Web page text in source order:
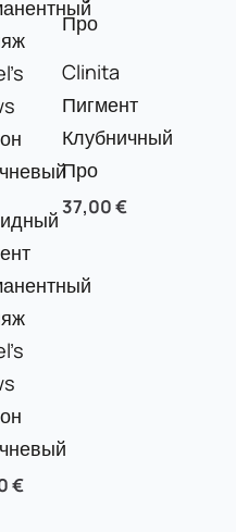
€
Clinita
Пигмент
Клубничный
Про
37,00€